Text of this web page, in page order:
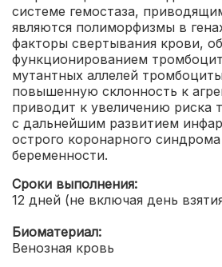
системе гемостаза,
являются полиморфизмы в
факторы свертывания крови,
функционированием
мутантных аллелей
повышенную склонность к
приводит к увеличению риска
с дальнейшим развитием
острого коронарного
беременности.
Сроки выполнения:
12 дней (не включая день
Биоматериал:
Венозная кровь